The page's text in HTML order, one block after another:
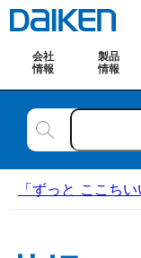
会社
情報
製品
情報
「ずっと ここち